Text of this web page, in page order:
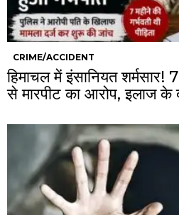
CRIME/ACCIDENT
हिमाचल में इंसानियत शर्मसार!
से मारपीट का आरोप, इलाज के